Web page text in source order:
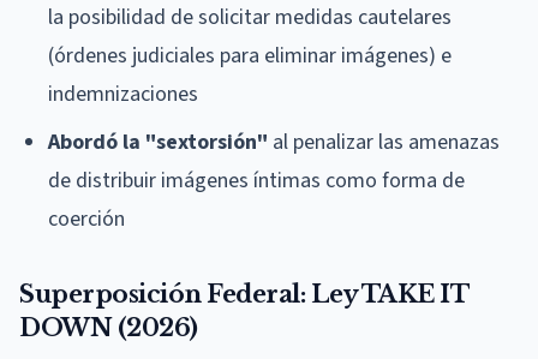
la posibilidad de solicitar medidas cautelares
(órdenes judiciales para eliminar imágenes) e
indemnizaciones
Abordó la "sextorsión" al penalizar las amenazas
de distribuir imágenes íntimas como forma de
coerción
Superposición Federal: Ley TAKE IT
DOWN (2026)